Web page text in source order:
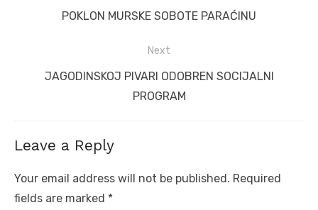
navigation
Previous
POKLON MURSKE SOBOTE PARAĆINU
Next
NextJAGODINSKOJ PIVARI ODOBREN SOCIJALNI
PROGRAM
Leave a Reply
Your email address will not be published. Required
fields are marked *